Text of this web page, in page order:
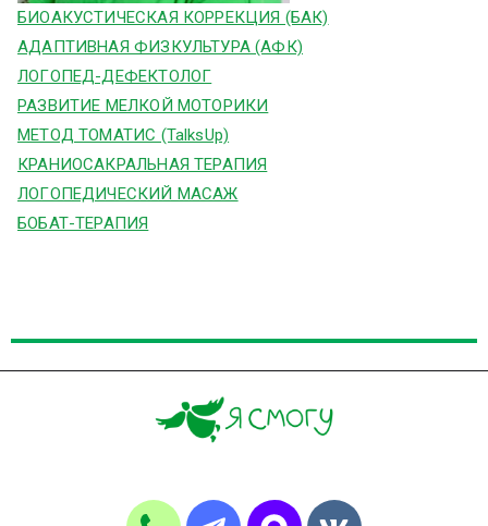
БИОАКУСТИЧЕСКАЯ КОРРЕКЦИЯ (БАК)
АДАПТИВНАЯ ФИЗКУЛЬТУРА (АФК)
ЛОГОПЕД-ДЕФЕКТОЛОГ
РАЗВИТИЕ МЕЛКОЙ МОТОРИКИ
МЕТОД ТОМАТИС (TalksUp)
КРАНИОСАКРАЛЬНАЯ ТЕРАПИЯ
ЛОГОПЕДИЧЕСКИЙ МАСАЖ
БОБАТ-ТЕРАПИЯ